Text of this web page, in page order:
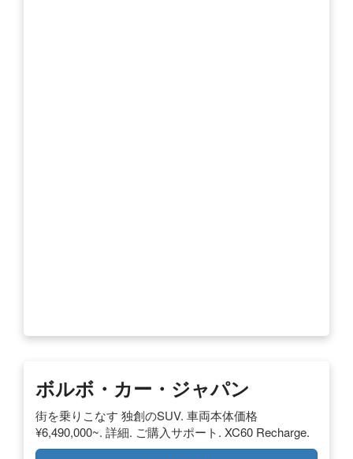
ボルボ・カー・ジャパン
街を乗りこなす 独創のSUV. 車両本体価格
¥6,490,000~. 詳細. ご購入サポート. XC60 Recharge.